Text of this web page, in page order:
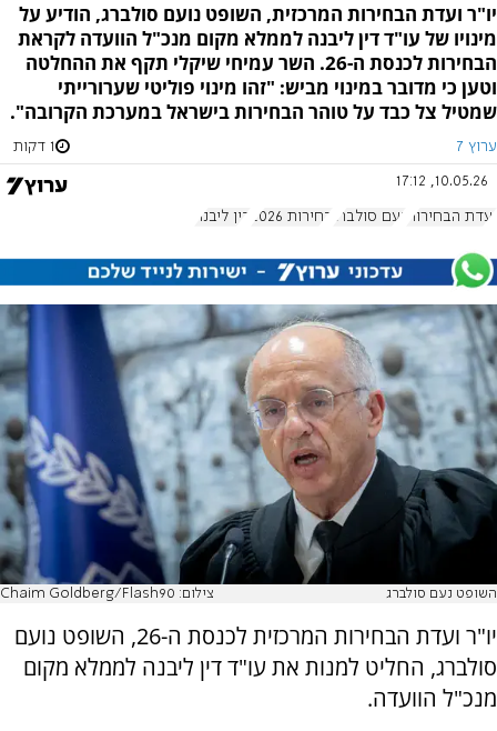
יו"ר ועדת הבחירות המרכזית, השופט נועם סולברג, הודיע על
מינויו של עו"ד דין ליבנה לממלא מקום מנכ"ל הוועדה לקראת
הבחירות לכנסת ה-26. השר עמיחי שיקלי תקף את ההחלטה
וטען כי מדובר במינוי מביש: "זהו מינוי פוליטי שערורייתי
שמטיל צל כבד על טוהר הבחירות בישראל במערכת הקרובה".
ערוץ 7 1 דקות
10.05.26, 17:12
ועדת הבחירות נעם סולברג בחירות 2026 דין ליבנה
השופט נעם סולברג צילום: Chaim Goldberg/Flash90
יו"ר ועדת הבחירות המרכזית לכנסת ה-26, השופט נועם
סולברג, החליט למנות את עו"ד דין ליבנה לממלא מקום
מנכ"ל הוועדה.